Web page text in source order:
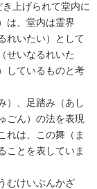
き上げられて堂内に
は、堂内は霊界
れいたい）として
せいなるれいた
しているものと考
）、足踏み（あし
ごん）の法を表現
れは、この舞（ま
ことを表していま
むけいぶんかざ